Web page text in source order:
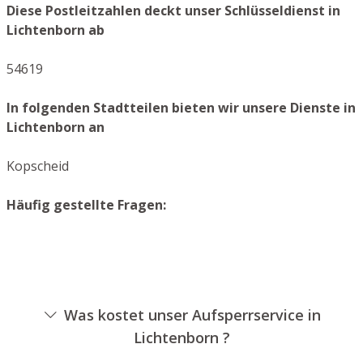
Diese Postleitzahlen deckt unser Schlüsseldienst in
Lichtenborn ab
54619
In folgenden Stadtteilen bieten wir unsere Dienste in
Lichtenborn an
Kopscheid
Häufig gestellte Fragen:
Was kostet unser Aufsperrservice in
Lichtenborn ?